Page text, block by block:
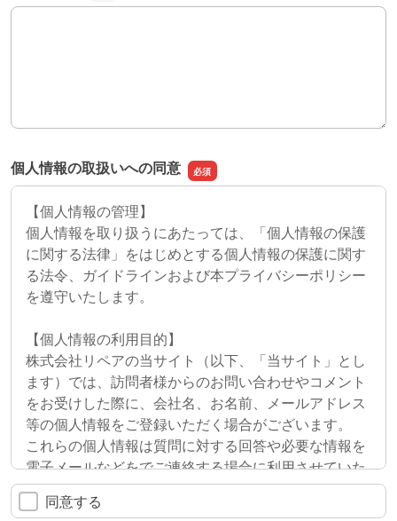
ご相談内容
個人情報の取扱いへの同意
【個人情報の管理】
個人情報を取り扱うにあたっては、「個人情報の保護
に関する法律」をはじめとする個人情報の保護に関す
る法令、ガイドラインおよび本プライバシーポリシー
を遵守いたします。
【個人情報の利用目的】
株式会社リペアの当サイト（以下、「当サイト」とし
ます）では、訪問者様からのお問い合わせやコメント
をお受けした際に、会社名、お名前、メールアドレス
等の個人情報をご登録いただく場合がございます。
これらの個人情報は質問に対する回答や必要な情報を
電子メールなどをでご連絡する場合に利用させていた
だくものであり、個人情報をご提供いただく際の目的
以外では利用いたしません。
同意する